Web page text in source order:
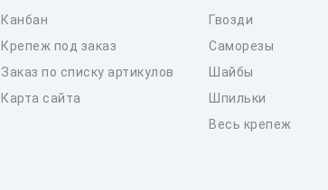
Канбан
Крепеж под заказ
Заказ по списку артикулов
Карта сайта
Гвозди
Саморезы
Шайбы
Шпильки
Весь крепеж